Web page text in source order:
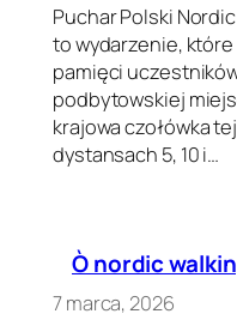
Puchar Polski
to wydarzenie,
pamięci
podbytowskiej
krajowa czołówka
dystansach 5, 10 i…
Ò nordic
7 marca, 2026